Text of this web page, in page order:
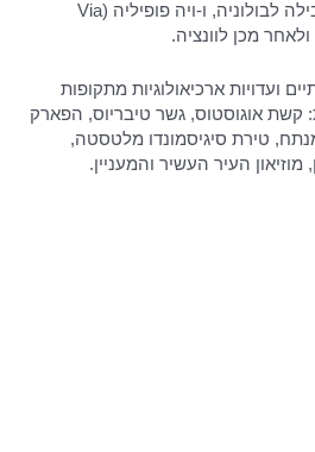
אמיליה (Via Emilia), המובילה לבולוניה, ו-ויה פופיליה (Via
ועדויות ארכיאולוגיות מתקופות
קשת אוגוסטוס, גשר טיבריוס, הפארק
טירת סיגיסמונדו מלטסטה,
העיר העשיר והמעניין.